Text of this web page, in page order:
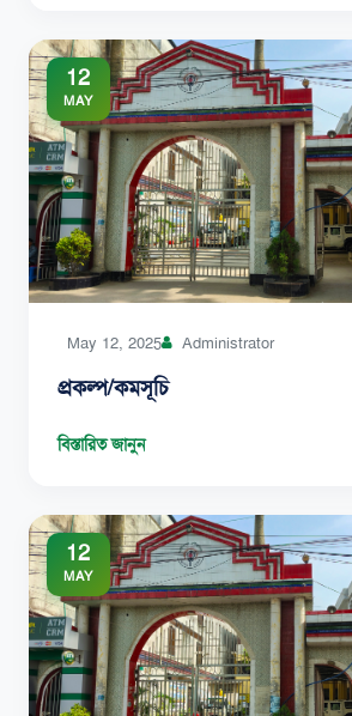
12
MAY
May 12, 2025 Administrator
প্রকল্প/কমসূচি
বিস্তারিত জানুন
12
MAY